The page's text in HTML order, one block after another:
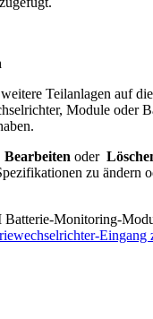
Teilanlagen auf
Module oder
Bearbeiten oder
zu ändern
Monitoring-
Eingang